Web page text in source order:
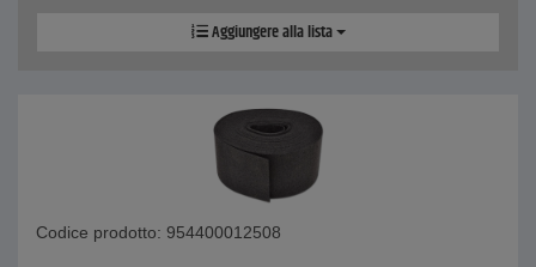
Aggiungere alla lista
Codice prodotto: 954400012508